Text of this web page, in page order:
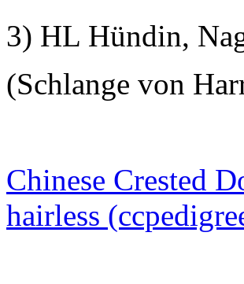
3) HL Hündin,
(Schlange von
Chinese Crested
hairless